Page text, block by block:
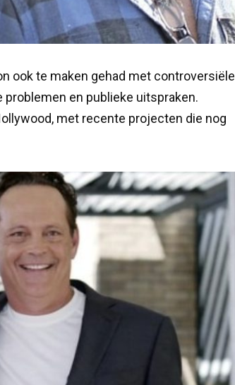
ook te maken gehad met controversiële
en publieke uitspraken.
met recente projecten die nog